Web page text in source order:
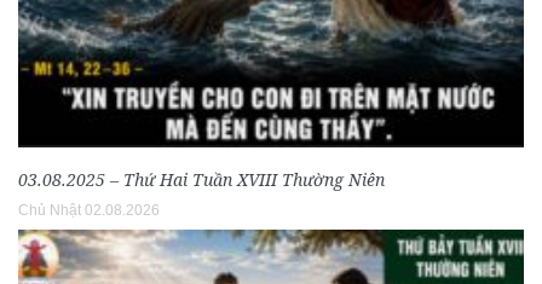
03.08.2025 – Thứ Hai Tuần XVIII Thường Niên
Chủ Nhật 02.08.2026